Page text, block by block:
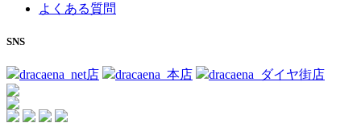
よくある質問
SNS
dracaena_net店 dracaena_本店 dracaena_ダイヤ街店